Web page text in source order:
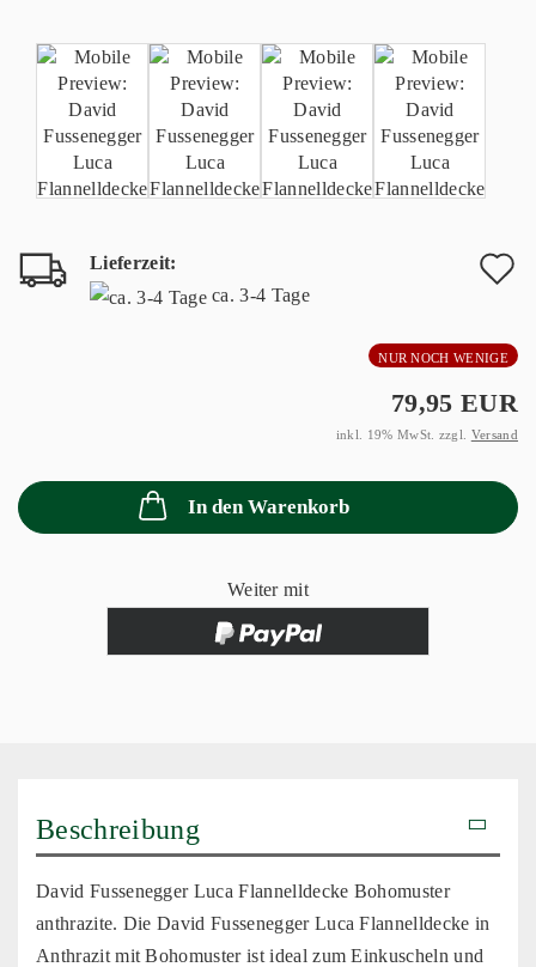
Lieferzeit:
ca. 3-4 Tage
NUR NOCH WENIGE
79,95 EUR
inkl. 19% MwSt. zzgl. Versand
In den Warenkorb
Weiter mit
Beschreibung
David Fussenegger Luca Flannelldecke Bohomuster
anthrazite. Die David Fussenegger Luca Flannelldecke in
Anthrazit mit Bohomuster ist ideal zum Einkuscheln und